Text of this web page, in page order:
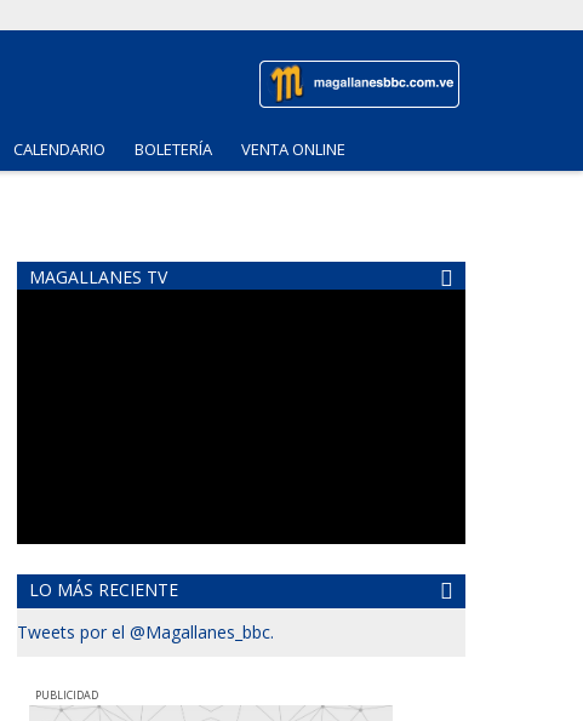
CALENDARIO BOLETERÍA VENTA ONLINE
MAGALLANES TV
LO MÁS RECIENTE
Tweets por el @Magallanes_bbc.
PUBLICIDAD